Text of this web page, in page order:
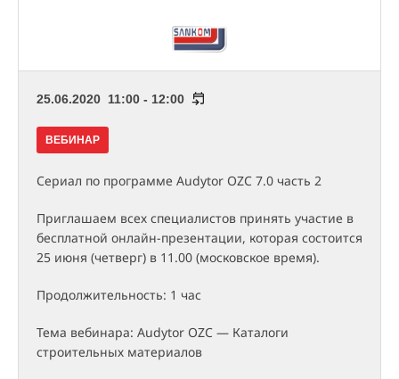
25.06.2020 11:00 - 12:00
ВЕБИНАР
Сериал по программе Audytor OZC 7.0 часть 2
Приглашаем всех специалистов принять участие в
бесплатной онлайн-презентации, которая состоится
25 июня (четверг) в 11.00 (московское время).
Продолжительность: 1 час
Тема вебинара: Audytor OZC — Каталоги
строительных материалов